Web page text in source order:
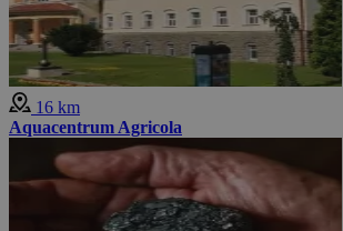
16 km
Aquacentrum Agricola